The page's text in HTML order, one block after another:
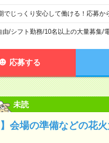
でじっくり安心して働ける！応募か
由/シフト勤務/10名以上の大量募集/
応募する
未読
会場の準備などの花